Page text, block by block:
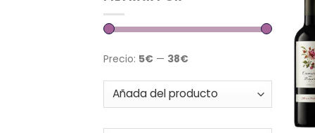
Precio: 5€ — 38€